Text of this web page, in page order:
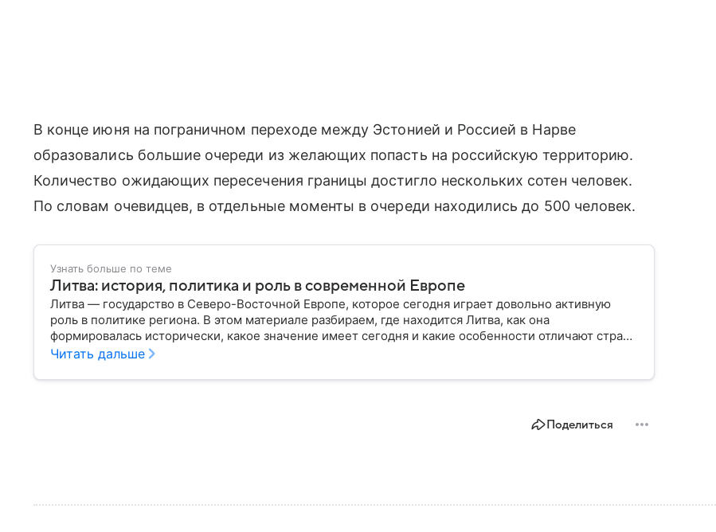
В конце июня на пограничном переходе между Эстонией и Россией в Нарве
образовались большие очереди из желающих попасть на российскую территорию.
Количество ожидающих пересечения границы достигло нескольких сотен человек.
По словам очевидцев, в отдельные моменты в очереди находились до 500 человек.
Узнать больше по теме
Литва: история, политика и роль в современной Европе
Литва — государство в Северо-Восточной Европе, которое сегодня играет довольно активную
роль в политике региона. В этом материале разбираем, где находится Литва, как она
формировалась исторически, какое значение имеет сегодня и какие особенности отличают страну
от соседей.
Читать дальше
Поделиться